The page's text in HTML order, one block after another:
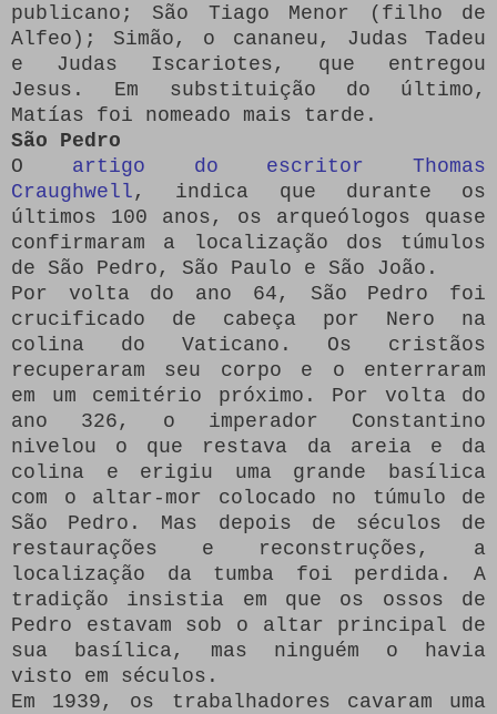
publicano;
São Tiago Menor (filho de
Alfeo);
Simão, o cananeu, Judas Tadeu
e Judas Iscariotes, que entregou
Jesus.
Em substituição do último,
Matías foi nomeado mais tarde.
São Pedro
O artigo do escritor Thomas
Craughwell , indica que durante os
últimos 100 anos, os arqueólogos quase
confirmaram a localização dos túmulos
de São Pedro, São Paulo e São João.
Por volta do ano 64, São Pedro foi
crucificado de cabeça por Nero na
colina do Vaticano. Os cristãos
recuperaram seu corpo e o enterraram
em um cemitério próximo.
Por volta do
ano 326, o imperador Constantino
nivelou o que restava da areia e da
colina e erigiu uma grande basílica
com o altar-mor colocado no túmulo de
São Pedro.
Mas depois de séculos de
restaurações e reconstruções, a
localização da tumba foi perdida.
A
tradição insistia em que os ossos de
Pedro estavam sob o altar principal de
sua basílica, mas ninguém o havia
visto em séculos.
Em 1939, os trabalhadores cavaram uma